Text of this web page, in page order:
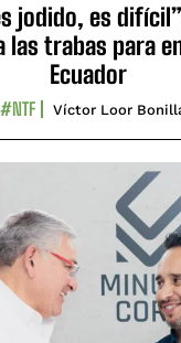
jodido, es
las trabas para
Ecuador
#NTF Víctor Loor